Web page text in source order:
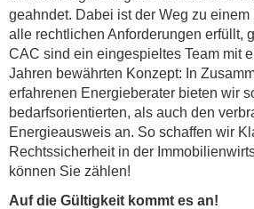
geahndet. Dabei ist der Weg zu
alle rechtlichen Anforderungen erfüllt,
CAC sind ein eingespieltes Team mit
Jahren bewährten Konzept: In
erfahrenen Energieberater bieten wir
bedarfsorientierten, als auch den
Energieausweis an. So schaffen wir
Rechtssicherheit in der
können Sie zählen!
Auf die Gültigkeit kommt es an!